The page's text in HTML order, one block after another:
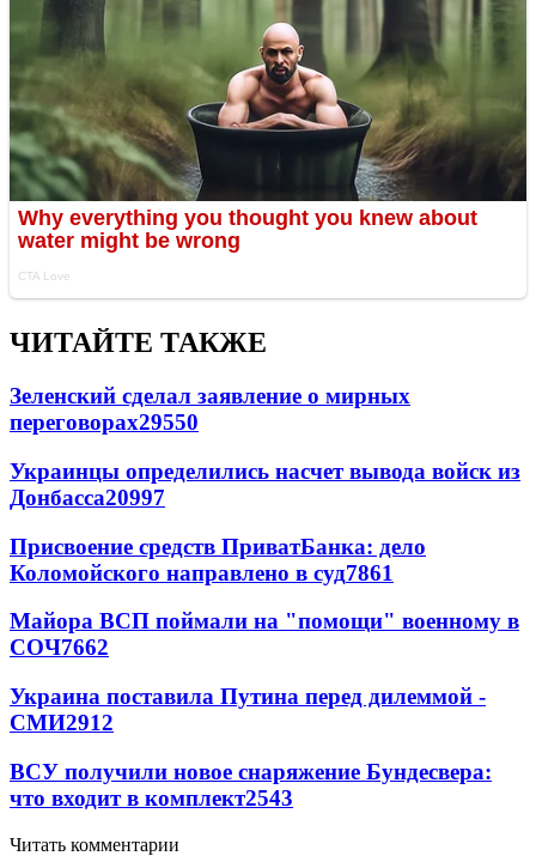
ЧИТАЙТЕ ТАКЖЕ
Зеленский сделал заявление о мирных
переговорах29550
Украинцы определились насчет вывода войск из
Донбасса20997
Присвоение средств ПриватБанка: дело
Коломойского направлено в суд7861
Майора ВСП поймали на "помощи" военному в
СОЧ7662
Украина поставила Путина перед дилеммой -
СМИ2912
ВСУ получили новое снаряжение Бундесвера:
что входит в комплект2543
Читать комментарии